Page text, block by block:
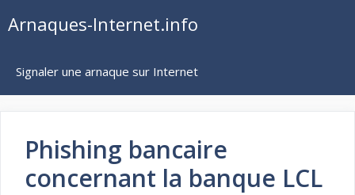
auArnaques-Internet.info
Signaler une arnaque sur Internet
Phishing bancaire
concernant la banque LCL